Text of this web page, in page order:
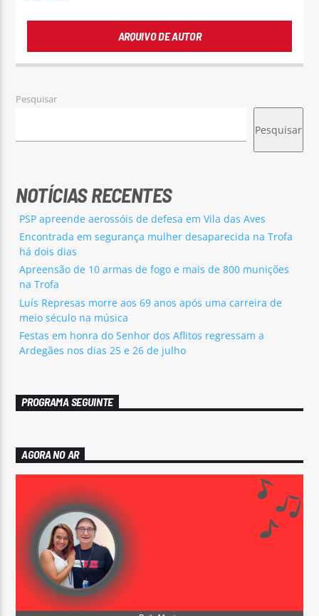
ARQUIVO DE AUTOR
Pesquisar
Pesquisar
NOTÍCIAS RECENTES
PSP apreende aerossóis de defesa em Vila das Aves
Encontrada em segurança mulher desaparecida na Trofa
há dois dias
Apreensão de 10 armas de fogo e mais de 800 munições
na Trofa
Luís Represas morre aos 69 anos após uma carreira de
meio século na música
Festas em honra do Senhor dos Aflitos regressam a
Ardegães nos dias 25 e 26 de julho
PROGRAMA SEGUINTE
AGORA NO AR